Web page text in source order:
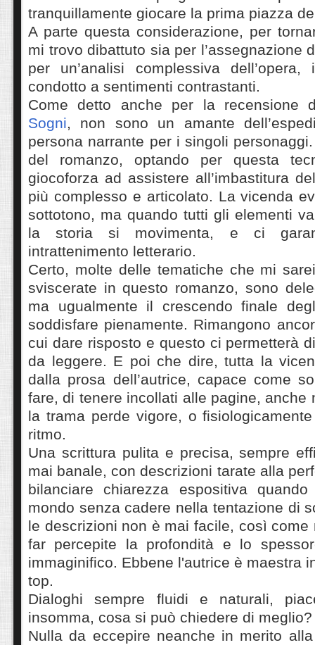
tranquillamente giocare la prima piazza
A parte questa considerazione, per
mi trovo dibattuto sia per l’assegnazione
per un’analisi complessiva
condotto a sentimenti contrastanti.
Come detto anche per la recensione
Sogni, non sono un amante
persona narrante per i singoli
del romanzo, optando per questa
giocoforza ad assistere all’imbastitura
più complesso e articolato. La vicenda
sottotono, ma quando tutti gli elementi
la storia si movimenta, e ci
intrattenimento letterario.
Certo, molte delle tematiche che mi
sviscerate in questo romanzo, sono
ma ugualmente il crescendo finale
soddisfare pienamente. Rimangono
cui dare risposto e questo ci permetterà
da leggere. E poi che dire, tutta la
dalla prosa dell’autrice, capace come
fare, di tenere incollati alle pagine, anche
la trama perde vigore, o
ritmo.
Una scrittura pulita e precisa, sempre
mai banale, con descrizioni tarate alla
bilanciare chiarezza espositiva
mondo senza cadere nella tentazione di
le descrizioni non è mai facile, così come
far percepite la profondità e lo
immaginifico. Ebbene l'autrice è maestra
top.
Dialoghi sempre fluidi e naturali,
insomma, cosa si può chiedere di meglio?
Nulla da eccepire neanche in merito